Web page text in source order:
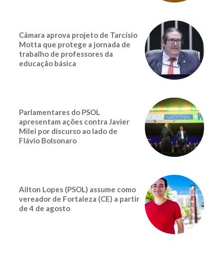
Câmara aprova projeto de Tarcísio
Motta que protege a jornada de
trabalho de professores da
educação básica
Parlamentares do PSOL
apresentam ações contra Javier
Milei por discurso ao lado de
Flávio Bolsonaro
Ailton Lopes (PSOL) assume como
vereador de Fortaleza (CE) a partir
de 4 de agosto